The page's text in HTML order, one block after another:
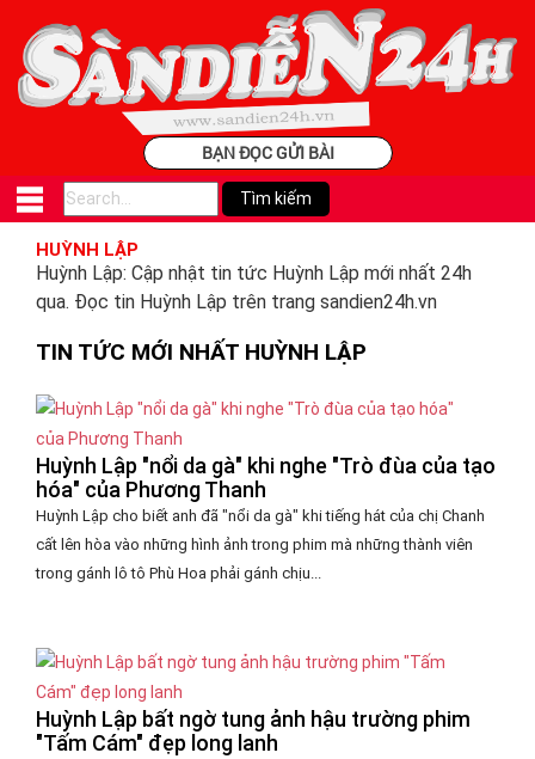
BẠN ĐỌC GỬI BÀI
HUỲNH LẬP
Huỳnh Lập: Cập nhật tin tức Huỳnh Lập mới nhất 24h
qua. Đọc tin Huỳnh Lập trên trang sandien24h.vn
TIN TỨC MỚI NHẤT HUỲNH LẬP
Huỳnh Lập "nổi da gà" khi nghe "Trò đùa của tạo
hóa" của Phương Thanh
Huỳnh Lập cho biết anh đã "nổi da gà" khi tiếng hát của chị Chanh
cất lên hòa vào những hình ảnh trong phim mà những thành viên
trong gánh lô tô Phù Hoa phải gánh chịu...
Huỳnh Lập bất ngờ tung ảnh hậu trường phim
"Tấm Cám" đẹp long lanh